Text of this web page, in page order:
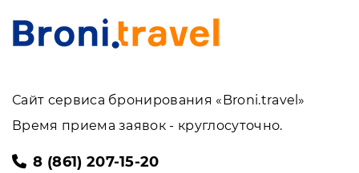
Сайт сервиса бронирования «Broni.travel»
Время приема заявок - круглосуточно.
8 (861) 207-15-20